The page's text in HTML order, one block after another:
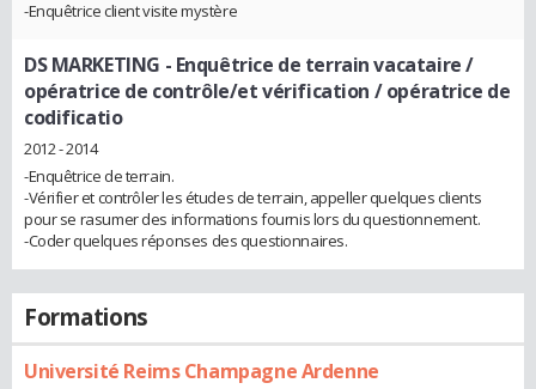
-Enquêtrice client visite mystère
DS MARKETING - Enquêtrice de terrain vacataire /
opératrice de contrôle/et vérification / opératrice de
codificatio
2012 - 2014
-Enquêtrice de terrain.
-Vérifier et contrôler les études de terrain, appeller quelques clients
pour se rasumer des informations fournis lors du questionnement.
-Coder quelques réponses des questionnaires.
Formations
Université Reims Champagne Ardenne